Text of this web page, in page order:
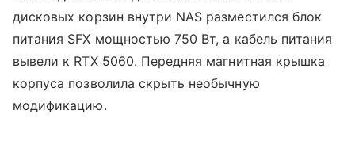
дисковых корзин внутри NAS разместился блок
питания SFX мощностью 750 Вт, а кабель питания
вывели к RTX 5060. Передняя магнитная крышка
корпуса позволила скрыть необычную
модификацию.